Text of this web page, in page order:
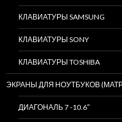
КЛАВИАТУРЫ SAMSUNG
КЛАВИАТУРЫ SONY
КЛАВИАТУРЫ TOSHIBA
ЭКРАНЫ ДЛЯ НОУТБУКОВ
ДИАГОНАЛЬ 7 -10.6″